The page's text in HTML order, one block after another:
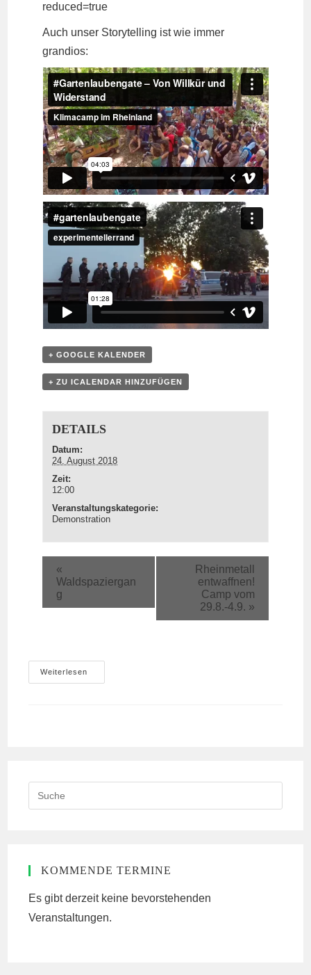
reduced=true
Auch unser Storytelling ist wie immer
grandios:
+ GOOGLE KALENDER
+ ZU ICALENDAR HINZUFÜGEN
DETAILS
Datum:
24. August 2018
Zeit:
12:00
Veranstaltungskategorie:
Demonstration
«
Waldspaziergan
g
Rheinmetall
entwaffnen!
Camp vom
29.8.-4.9. »
Weiterlesen
Statt
Search
this
KOMMENDE TERMINE
Es gibt derzeit keine bevorstehenden
Veranstaltungen.